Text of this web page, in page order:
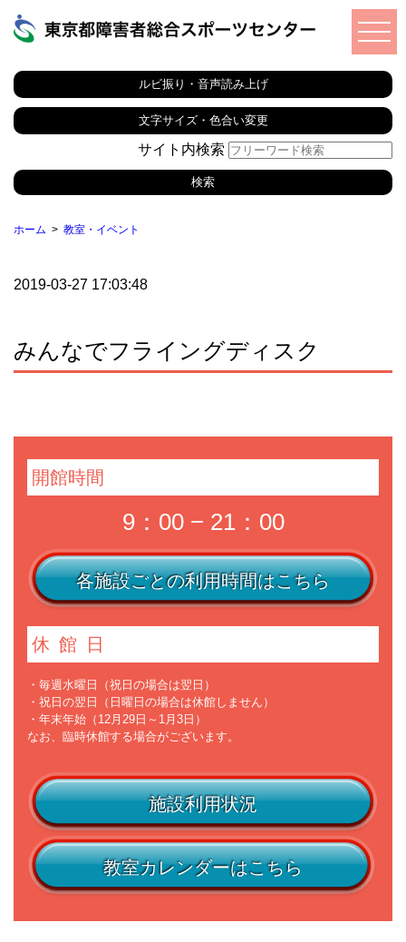
ルビ振り・音声読み上げ
文字サイズ・色合い変更
サイト内検索
ホーム 教室・イベント
2019-03-27 17:03:48
みんなでフライングディスク
開館時間
9：00 − 21：00
各施設ごとの利用時間はこちら
休館日
・毎週水曜日（祝日の場合は翌日）
・祝日の翌日（日曜日の場合は休館しません）
・年末年始（12月29日～1月3日）
なお、臨時休館する場合がございます。
施設利用状況
教室カレンダーはこちら